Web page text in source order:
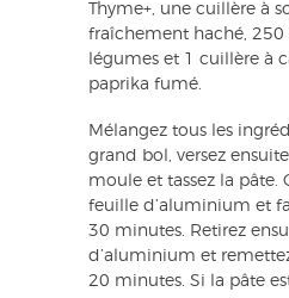
Thyme+, une cuillère à
fraîchement haché,
légumes et 1 cuillère à
paprika fumé.
Mélangez tous les
grand bol, versez
moule et tassez la pâte.
feuille d’aluminium et
30 minutes. Retirez
d’aluminium et
20 minutes. Si la pâte